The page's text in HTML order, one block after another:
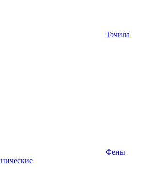
Точила
Фены